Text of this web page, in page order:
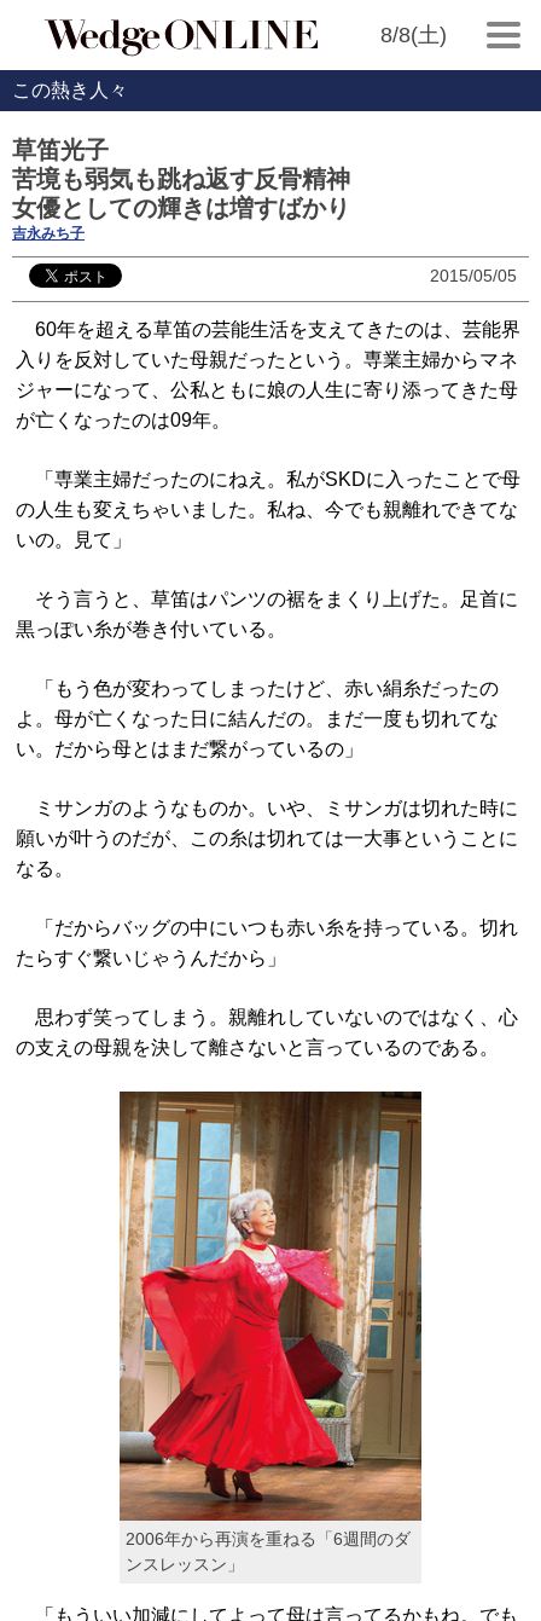
8/8(土)
この熱き人々
草笛光子
苦境も弱気も跳ね返す反骨精神
女優としての輝きは増すばかり
吉永みち子
2015/05/05
60年を超える草笛の芸能生活を支えてきたのは、芸能界
入りを反対していた母親だったという。専業主婦からマネ
ジャーになって、公私ともに娘の人生に寄り添ってきた母
が亡くなったのは09年。
「専業主婦だったのにねえ。私がSKDに入ったことで母
の人生も変えちゃいました。私ね、今でも親離れできてな
いの。見て」
そう言うと、草笛はパンツの裾をまくり上げた。足首に
黒っぽい糸が巻き付いている。
「もう色が変わってしまったけど、赤い絹糸だったの
よ。母が亡くなった日に結んだの。まだ一度も切れてな
い。だから母とはまだ繋がっているの」
ミサンガのようなものか。いや、ミサンガは切れた時に
願いが叶うのだが、この糸は切れては一大事ということに
なる。
「だからバッグの中にいつも赤い糸を持っている。切れ
たらすぐ繋いじゃうんだから」
思わず笑ってしまう。親離れしていないのではなく、心
の支えの母親を決して離さないと言っているのである。
2006年から再演を重ねる「6週間のダ
ンスレッスン」
「もういい加減にしてよって母は言ってるかもね。でも